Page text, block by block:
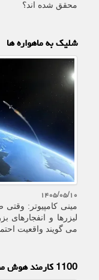
محقق شده اند؟
شلیک به ماهواره ها
۱۴۰۵/۰۵/۱۰
مینی کامپیوتر:
لیزرها و انفجارهای
می گویند واقعیت
1100 کارمند هوش مصنوعی به دولت آمریکا نامه نوشتند